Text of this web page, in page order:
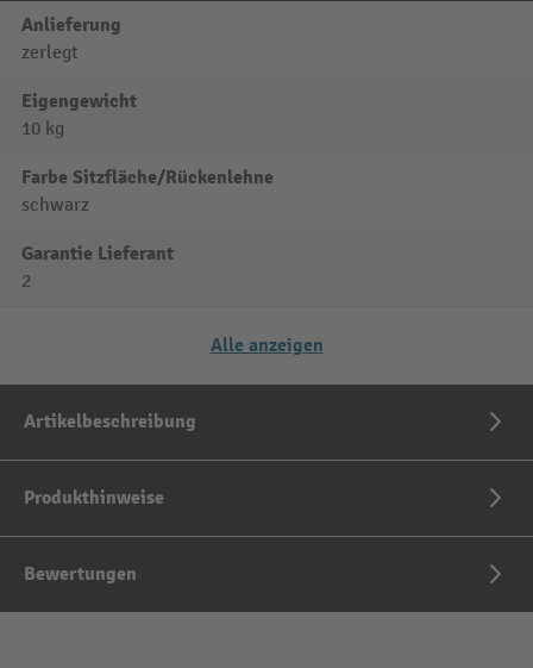
Anlieferung
zerlegt
Eigengewicht
10 kg
Farbe Sitzfläche/Rückenlehne
schwarz
Garantie Lieferant
2
Alle anzeigen
Artikelbeschreibung
Produkthinweise
Bewertungen